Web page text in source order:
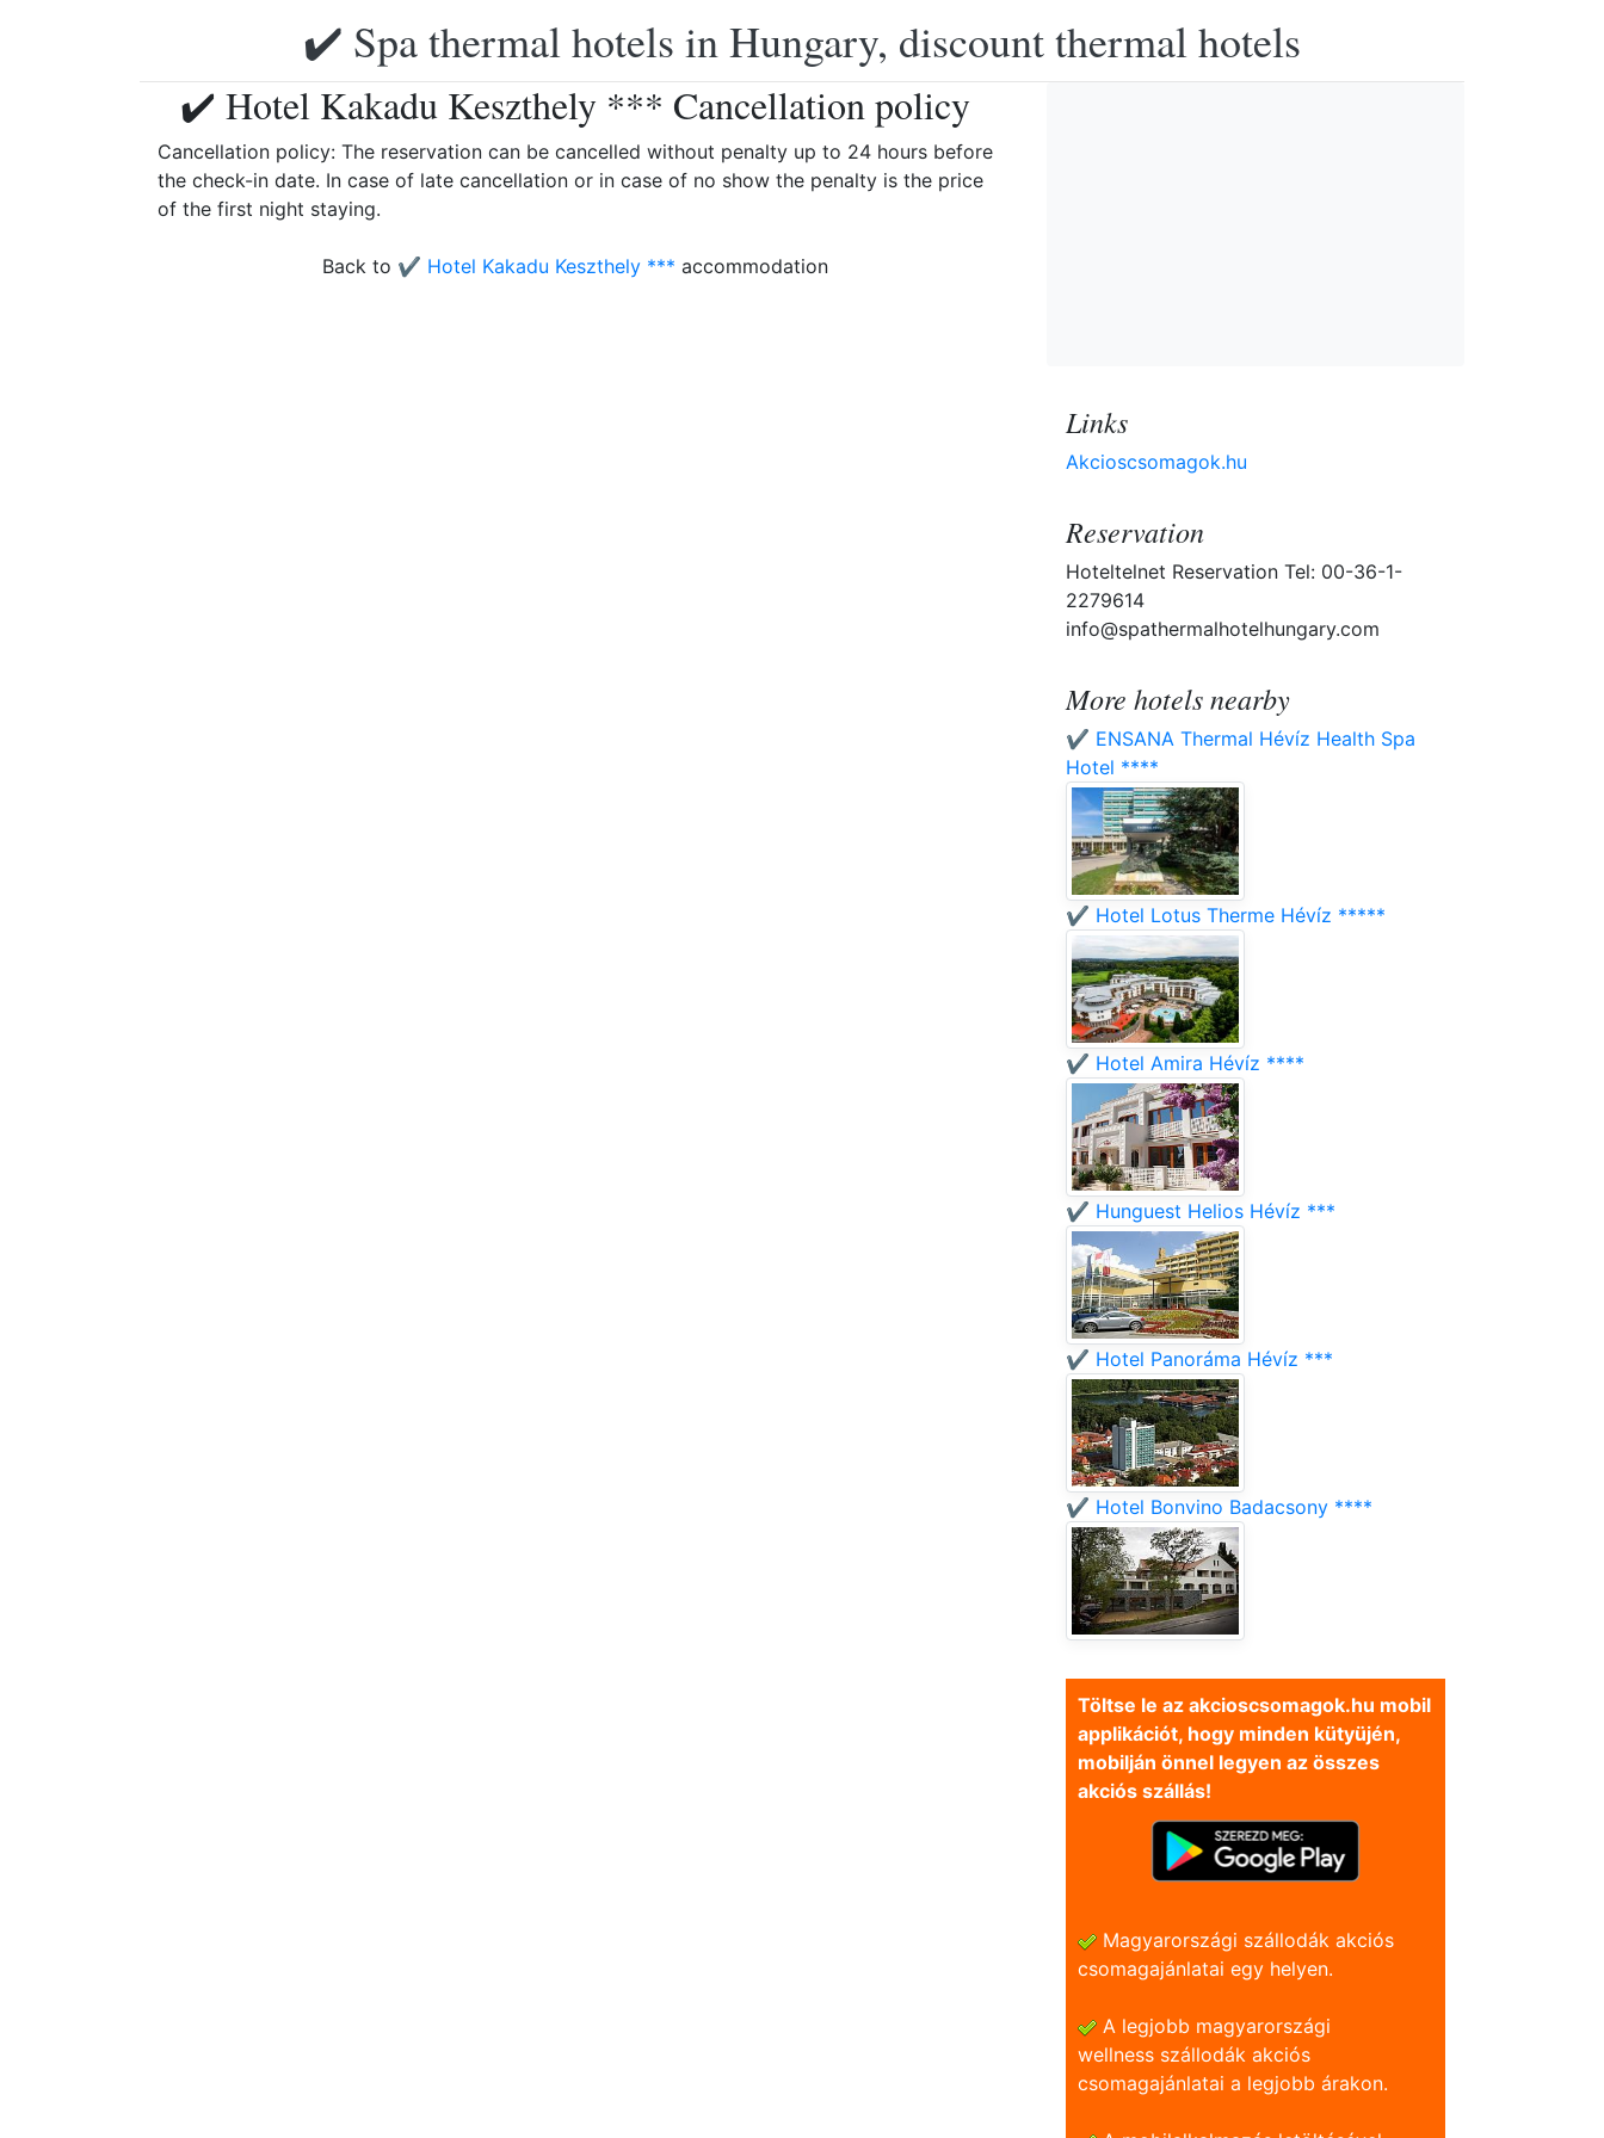
✔️ Spa thermal hotels in Hungary, discount thermal hotels
✔️ Hotel Kakadu Keszthely *** Cancellation policy
Cancellation policy: The reservation can be cancelled without penalty up to 24 hours before
the check-in date. In case of late cancellation or in case of no show the penalty is the price
of the first night staying.
Back to ✔️ Hotel Kakadu Keszthely *** accommodation
Links
Akcioscsomagok.hu
Reservation
Hoteltelnet Reservation Tel: 00-36-1-
2279614
info@spathermalhotelhungary.com
More hotels nearby
✔️ ENSANA Thermal Hévíz Health Spa
Hotel ****
✔️ Hotel Lotus Therme Hévíz *****
✔️ Hotel Amira Hévíz ****
✔️ Hunguest Helios Hévíz ***
✔️ Hotel Panoráma Hévíz ***
✔️ Hotel Bonvino Badacsony ****
Töltse le az akcioscsomagok.hu mobil
applikációt, hogy minden kütyüjén,
mobilján önnel legyen az összes
akciós szállás!
Magyarországi szállodák akciós
csomagajánlatai egy helyen.
A legjobb magyarországi
wellness szállodák akciós
csomagajánlatai a legjobb árakon.